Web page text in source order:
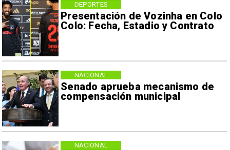
Presentación de Vozinha en Colo
Colo: Fecha, Estadio y Contrato
DEPORTES
Senado aprueba mecanismo de
compensación municipal
NACIONAL
NACIONAL